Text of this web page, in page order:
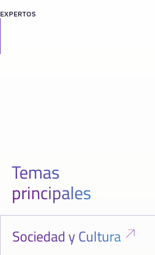
EXPERTOS
Temas
principales
Sociedad y Cultura